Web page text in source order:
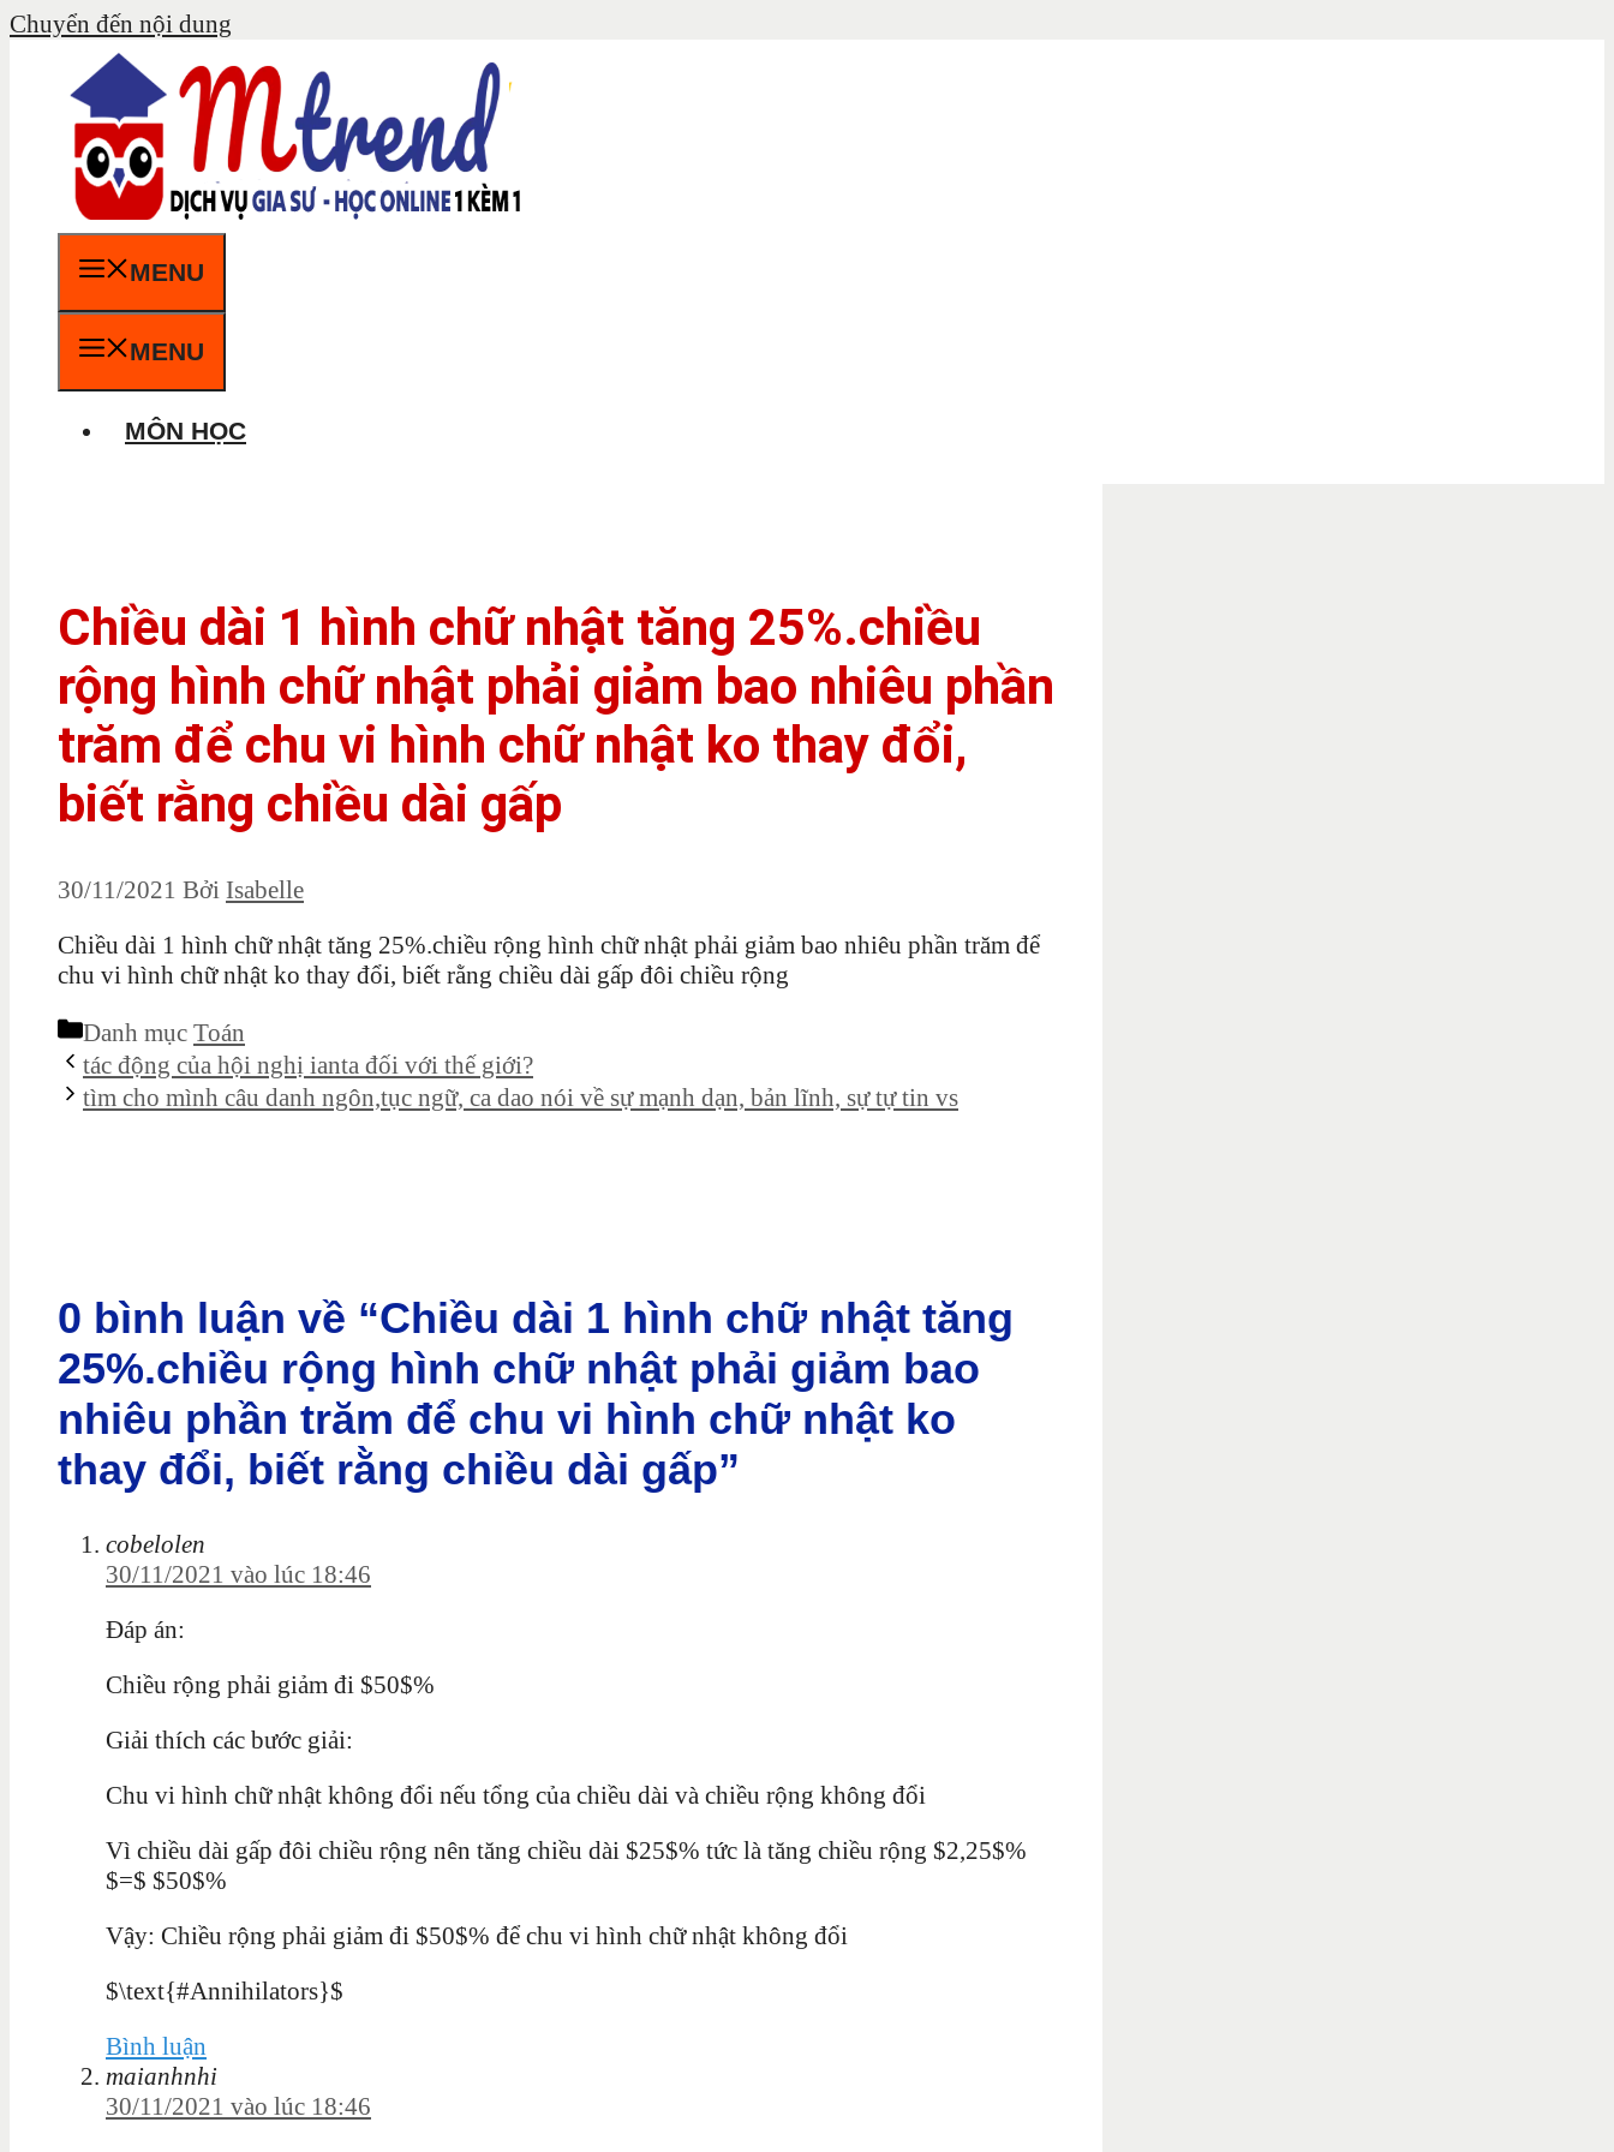
Chuyển đến nội dung
MENU
MENU
MÔN HỌC
Chiều dài 1 hình chữ nhật tăng 25%.chiều
rộng hình chữ nhật phải giảm bao nhiêu phần
trăm để chu vi hình chữ nhật ko thay đổi,
biết rằng chiều dài gấp
30/11/2021 Bởi Isabelle
Chiều dài 1 hình chữ nhật tăng 25%.chiều rộng hình chữ nhật phải giảm bao nhiêu phần trăm để
chu vi hình chữ nhật ko thay đổi, biết rằng chiều dài gấp đôi chiều rộng
Danh mục Toán
tác động của hội nghị ianta đối với thế giới?
tìm cho mình câu danh ngôn,tục ngữ, ca dao nói về sự mạnh dạn, bản lĩnh, sự tự tin vs
0 bình luận về “Chiều dài 1 hình chữ nhật tăng
25%.chiều rộng hình chữ nhật phải giảm bao
nhiêu phần trăm để chu vi hình chữ nhật ko
thay đổi, biết rằng chiều dài gấp”
cobelolen
30/11/2021 vào lúc 18:46
Đáp án:
Chiều rộng phải giảm đi $50$%
Giải thích các bước giải:
Chu vi hình chữ nhật không đổi nếu tổng của chiều dài và chiều rộng không đổi
Vì chiều dài gấp đôi chiều rộng nên tăng chiều dài $25$% tức là tăng chiều rộng $2,25$%
$=$ $50$%
Vậy: Chiều rộng phải giảm đi $50$% để chu vi hình chữ nhật không đổi
$\text{#Annihilators}$
Bình luận
maianhnhi
30/11/2021 vào lúc 18:46